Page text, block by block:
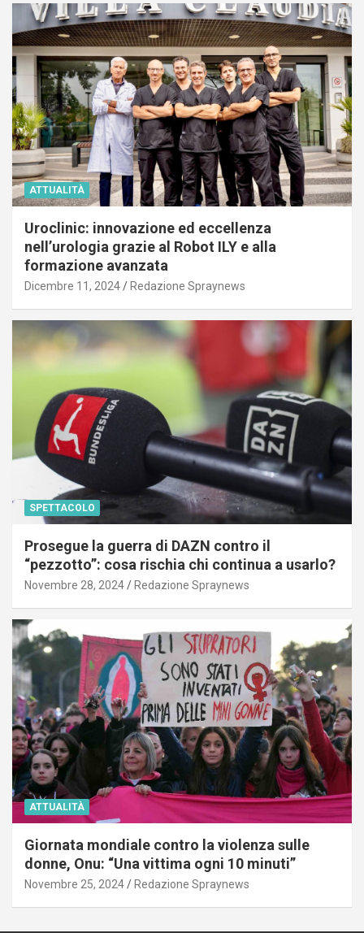
ATTUALITÀ
Uroclinic: innovazione ed eccellenza
nell’urologia grazie al Robot ILY e alla
formazione avanzata
Dicembre 11, 2024 Redazione Spraynews
SPETTACOLO
Prosegue la guerra di DAZN contro il
“pezzotto”: cosa rischia chi continua a usarlo?
Novembre 28, 2024 Redazione Spraynews
ATTUALITÀ
Giornata mondiale contro la violenza sulle
donne, Onu: “Una vittima ogni 10 minuti”
Novembre 25, 2024 Redazione Spraynews